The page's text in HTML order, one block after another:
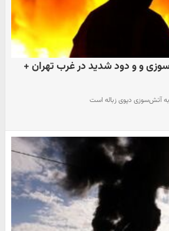
و و دود شدید در غرب تهران +
آتش‌سوزی دپوی زباله است